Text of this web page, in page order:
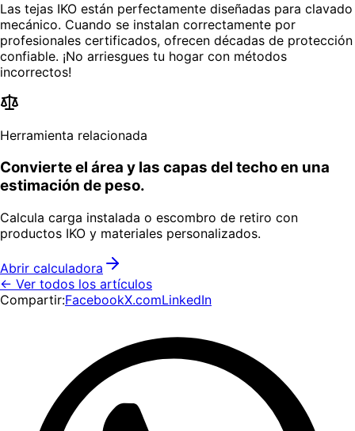
Las tejas IKO están perfectamente diseñadas para clavado
mecánico. Cuando se instalan correctamente por
profesionales certificados, ofrecen décadas de protección
confiable. ¡No arriesgues tu hogar con métodos
incorrectos!
Herramienta relacionada
Convierte el área y las capas del techo en una
estimación de peso.
Calcula carga instalada o escombro de retiro con
productos IKO y materiales personalizados.
Abrir calculadora
← Ver todos los artículos
Compartir:FacebookX.comLinkedIn